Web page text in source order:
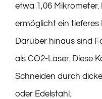
etwa 1,06 Mikrometer.
ermöglicht ein tieferes
Darüber hinaus sind
als CO2-Laser. Diese
Schneiden durch
oder Edelstahl.